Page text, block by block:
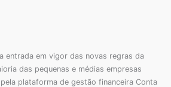
entrada em vigor das novas regras da
das pequenas e médias empresas
plataforma de gestão financeira Conta